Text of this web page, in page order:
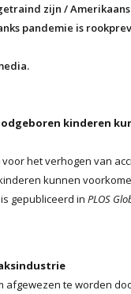
zijn /
pandemie is
kinderen
het verhogen van
kunnen
gepubliceerd in PLOS
afgewezen te worden